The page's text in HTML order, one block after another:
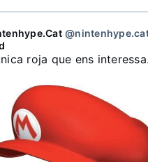
roja que ens interessa.